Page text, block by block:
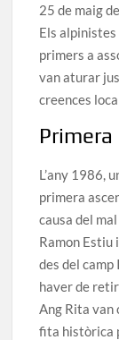
25 de maig
Els alpinistes
primers a
van aturar
creences
L’any 1986,
primera
causa del
Ramon Estiu
des del camp
haver de
Ang Rita van
fita històrica